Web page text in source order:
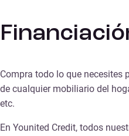
Compra todo lo que necesites
de cualquier mobiliario del
etc.
En Younited Credit, todos